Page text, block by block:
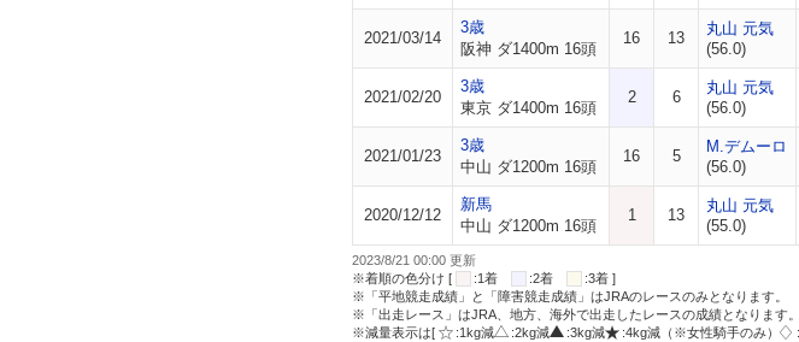
2021/03/14
3歳
阪神 ダ1400m 16頭
16 13
丸山 元気
(56.0)
2021/02/20
3歳
東京 ダ1400m 16頭
2 6
丸山 元気
(56.0)
2021/01/23
3歳
中山 ダ1200m 16頭
16 5
M.デムーロ
(56.0)
2020/12/12
新馬
中山 ダ1200m 16頭
1 13
丸山 元気
(55.0)
2023/8/21 00:00 更新
※着順の色分け [
:1着 :2着
:3着 ]
※「平地競走成績」と「障害競走成績」はJRAのレースのみとなります。
※「出走レース」はJRA、地方、海外で出走したレースの成績となります。
※減量表示は[
:1kg減 :2kg減 :3kg減 :4kg減（※女性騎手のみ）